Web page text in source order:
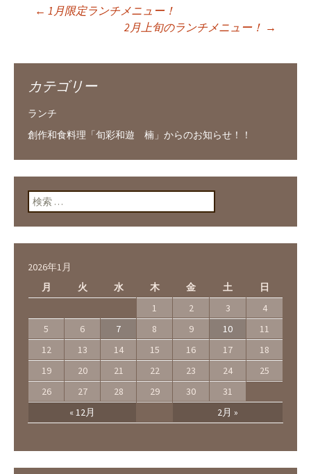
投稿ナビゲーショ
ン
← 1月限定ランチメニュー！
2月上旬のランチメニュー！ →
カテゴリー
ランチ
創作和食料理「旬彩和遊 楠」からのお知らせ！！
検索:
2026年1月
月
火 水 木 金 土 日
« 12月 2月 »
1 2 3
4
5
6 7 8 9 10
11
12
13 14 15 16 17
18
19
20 21 22 23 24
25
26
27 28 29 30 31